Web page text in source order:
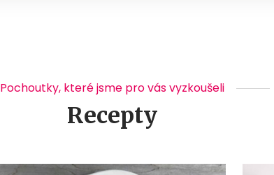
Pochoutky, které jsme pro vás vyzkoušeli
Recepty